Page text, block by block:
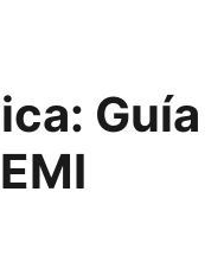
Guía